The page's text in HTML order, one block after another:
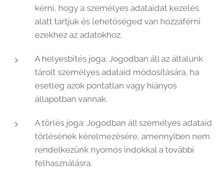
kérni, hogy a személyes adataidat kezelés
alatt tartjuk és lehetőséged van hozzáférni
ezekhez az adatokhoz.
A helyesbítés joga: Jogodban áll az általunk
tárolt személyes adataid módosítására, ha
esetleg azok pontatlan vagy hiányos
állapotban vannak.
A törlés joga: Jogodban áll személyes adataid
törlésének kérelmezésére, amennyiben nem
rendelkezünk nyomós indokkal a további
felhasználásra.